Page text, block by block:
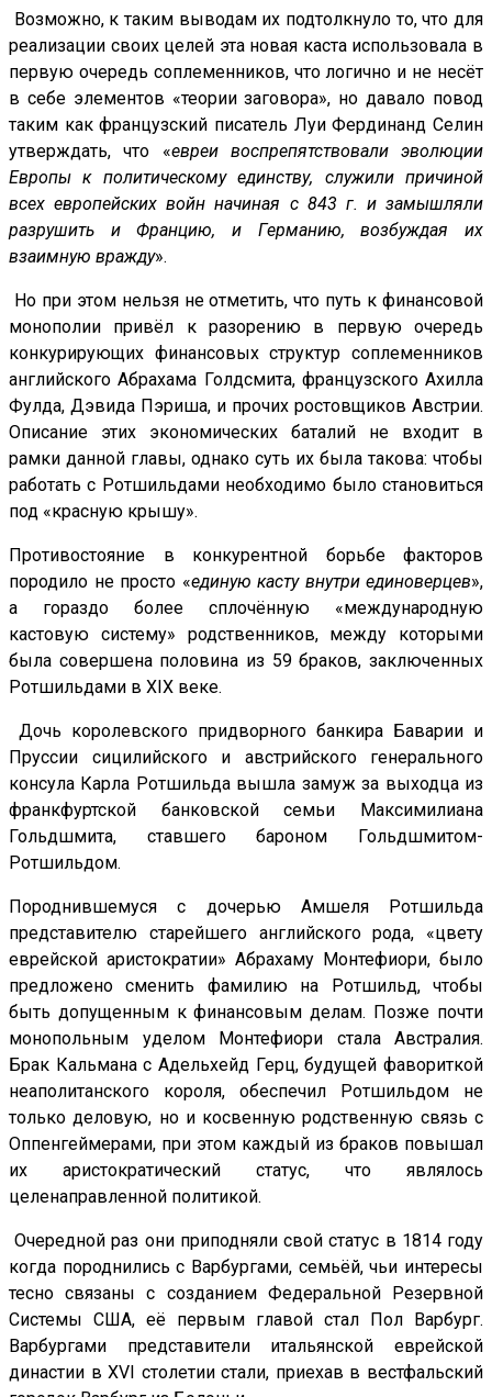
Возможно, к таким выводам их подтолкнуло то, что для
реализации своих целей эта новая каста использовала в
первую очередь соплеменников, что логично и не несёт
в себе элементов «теории заговора», но давало повод
таким как французский писатель Луи Фердинанд Селин
утверждать, что «евреи воспрепятствовали эволюции
Европы к политическому единству, служили причиной
всех европейских войн начиная с 843 г. и замышляли
разрушить и Францию, и Германию, возбуждая их
взаимную вражду».
Но при этом нельзя не отметить, что путь к финансовой
монополии привёл к разорению в первую очередь
конкурирующих финансовых структур соплеменников
английского Абрахама Голдсмита, французского Ахилла
Фулда, Дэвида Пэриша, и прочих ростовщиков Австрии.
Описание этих экономических баталий не входит в
рамки данной главы, однако суть их была такова: чтобы
работать с Ротшильдами необходимо было становиться
под «красную крышу».
Противостояние в конкурентной борьбе факторов
породило не просто «единую касту внутри единоверцев»,
а гораздо более сплочённую «международную
кастовую систему» родственников, между которыми
была совершена половина из 59 браков, заключенных
Ротшильдами в XIX веке.
Дочь королевского придворного банкира Баварии и
Пруссии сицилийского и австрийского генерального
консула Карла Ротшильда вышла замуж за выходца из
франкфуртской банковской семьи Максимилиана
Гольдшмита, ставшего бароном Гольдшмитом-
Ротшильдом.
Породнившемуся с дочерью Амшеля Ротшильда
представителю старейшего английского рода, «цвету
еврейской аристократии» Абрахаму Монтефиори, было
предложено сменить фамилию на Ротшильд, чтобы
быть допущенным к финансовым делам. Позже почти
монопольным уделом Монтефиори стала Австралия.
Брак Кальмана с Адельхейд Герц, будущей фавориткой
неаполитанского короля, обеспечил Ротшильдом не
только деловую, но и косвенную родственную связь с
Оппенгеймерами, при этом каждый из браков повышал
их аристократический статус, что являлось
целенаправленной политикой.
Очередной раз они приподняли свой статус в 1814 году
когда породнились с Варбургами, семьёй, чьи интересы
тесно связаны с созданием Федеральной Резервной
Системы США, её первым главой стал Пол Варбург.
Варбургами представители итальянской еврейской
династии в XVI столетии стали, приехав в вестфальский